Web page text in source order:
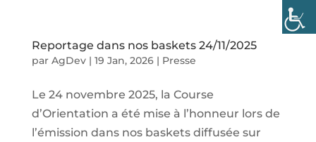
Reportage dans nos baskets 24/11/2025
par AgDev| 19 Jan, 2026| Presse
Le 24 novembre 2025, la Course
d’Orientation a été mise à l’honneur lors de
l’émission dans nos baskets diffusée sur